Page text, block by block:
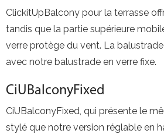
ClickitUpBalcony pour la terrasse
tandis que la partie supérieure
verre protège du vent. La
avec notre balustrade en verre fixe.
CiUBalconyFixed
CiUBalconyFixed, qui présente le
stylé que notre version réglable en